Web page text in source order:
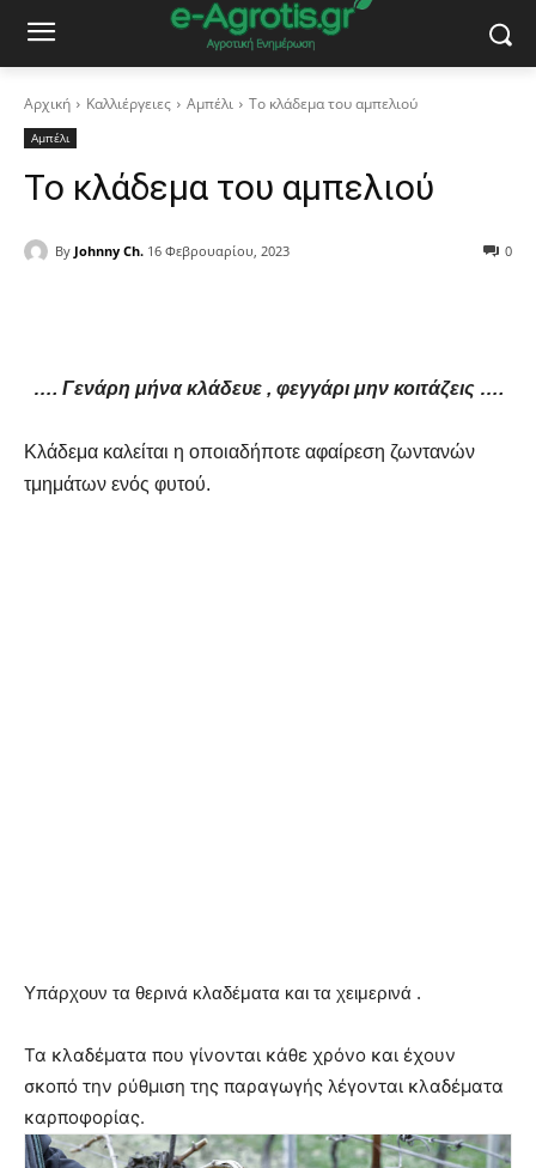
Αρχική Καλλιέργειες Αμπέλι Το κλάδεμα του αμπελιού
Αμπέλι
Το κλάδεμα του αμπελιού
By Johnny Ch. 16 Φεβρουαρίου, 2023 0
…. Γενάρη μήνα κλάδευε , φεγγάρι μην κοιτάζεις ….
Κλάδεμα καλείται η οποιαδήποτε αφαίρεση ζωντανών
τμημάτων ενός φυτού.
Υπάρχουν τα θερινά κλαδέματα και τα χειμερινά .
Τα κλαδέματα που γίνονται κάθε χρόνο και έχουν
σκοπό την ρύθμιση της παραγωγής λέγονται κλαδέματα
καρποφορίας.